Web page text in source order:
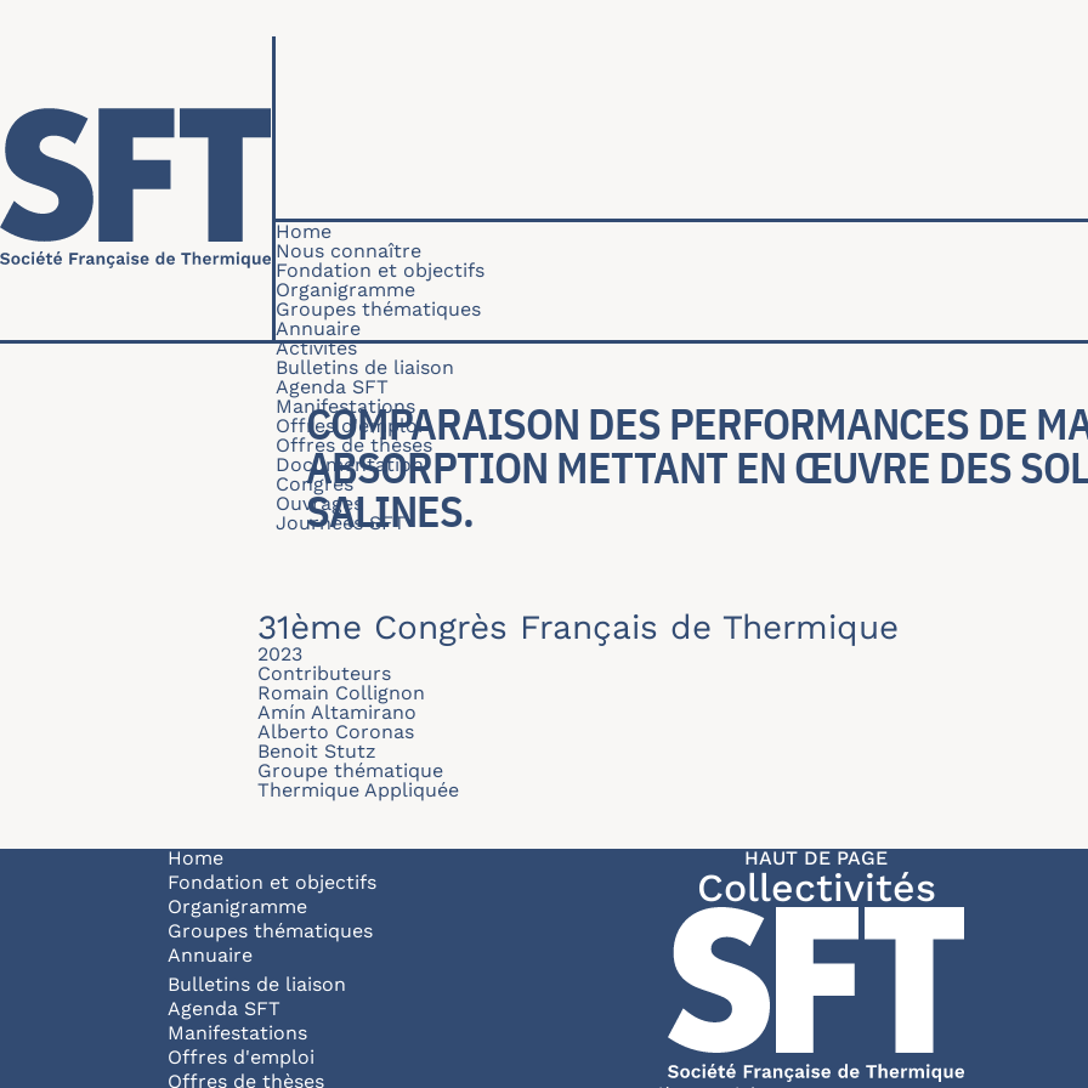
Navigation principale
Home
Nous connaître
Fondation et objectifs
Organigramme
Groupes thématiques
Annuaire
Activités
Bulletins de liaison
Agenda SFT
Manifestations
Offres d'emploi
Offres de thèses
Documentation
Congrès
Ouvrages
Journées SFT
COMPARAISON DES PERFORMANCES DE
ABSORPTION METTANT EN ŒUVRE DES
SALINES.
31ème Congrès Français de Thermique
2023
Contributeurs
Romain Collignon
Amín Altamirano
Alberto Coronas
Benoit Stutz
Groupe thématique
Thermique Appliquée
Navigation principale
Home
Fondation et objectifs
Organigramme
Groupes thématiques
Annuaire
Bulletins de liaison
Agenda SFT
Manifestations
Offres d'emploi
Offres de thèses
HAUT DE PAGE
Collectivités